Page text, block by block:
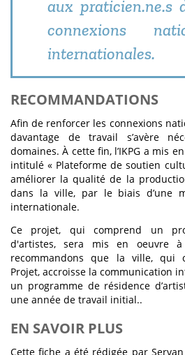
aux praticien.ne.s
connexions
internationales.
RECOMMANDATIONS
Afin de renforcer les connexions
davantage de travail s’avère
domaines. À cette fin, l’IKPG a mis
intitulé « Plateforme de soutien
améliorer la qualité de la
dans la ville, par le biais d’une
internationale.
Ce projet, qui comprend un
d'artistes, sera mis en oeuvre
recommandons que la ville, qui
Projet, accroisse la communication
un programme de résidence
une année de travail initial..
EN SAVOIR PLUS
Cette fiche a été rédigée par